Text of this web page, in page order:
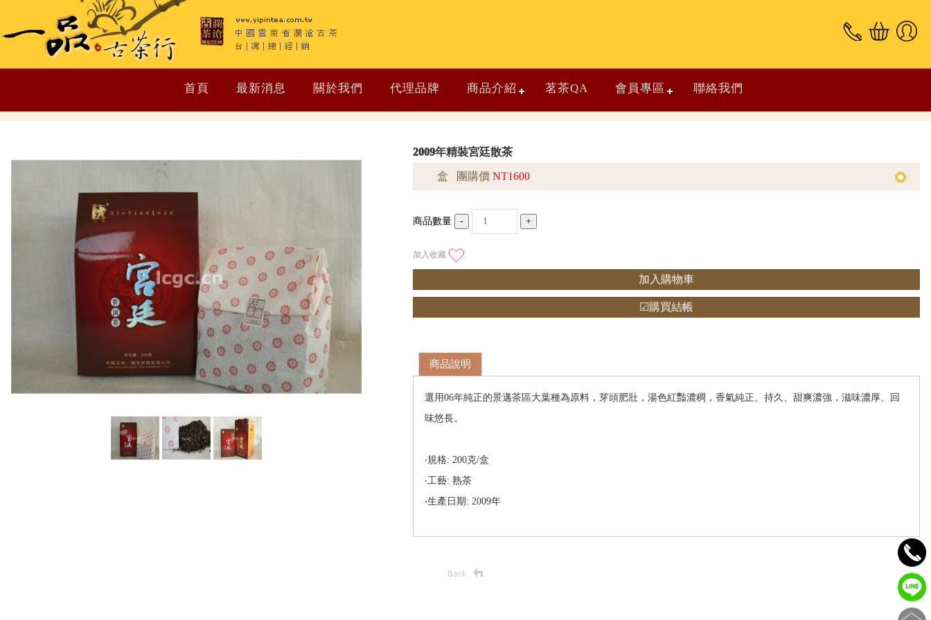
首頁 最新消息 關於我們 代理品牌 商品介紹 茗茶QA 會員專區 聯絡我們
2009年精裝宮廷散茶
盒 團購價NT1600
商品數量 - +
加入收藏
加入購物車
☑購買結帳
商品說明
選用06年純正的景邁茶區大葉種為原料，芽頭肥壯，湯色紅豔濃稠，香氣純正、持久、甜爽濃強，滋味濃厚、回
味悠長。
‧規格: 200克/盒
‧工藝: 熟茶
‧生產日期: 2009年